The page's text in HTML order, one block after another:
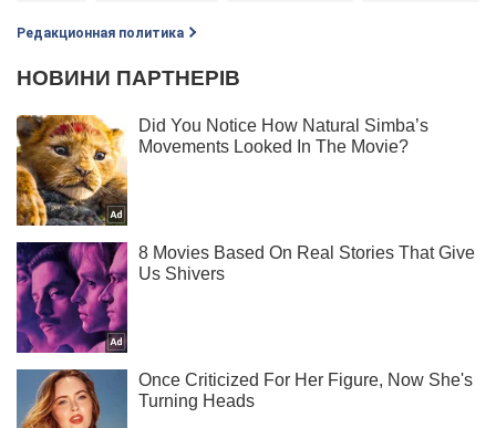
Редакционная политика